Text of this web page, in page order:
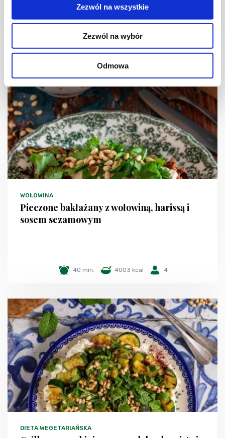
Zezwól na wszystkie
Zezwól na wybór
Odmowa
15 min. 1299 kcal
WOŁOWINA
Pieczone bakłażany z wołowiną, harissą i
sosem sezamowym
40 min. 4003 kcal 4
DIETA WEGETARIAŃSKA